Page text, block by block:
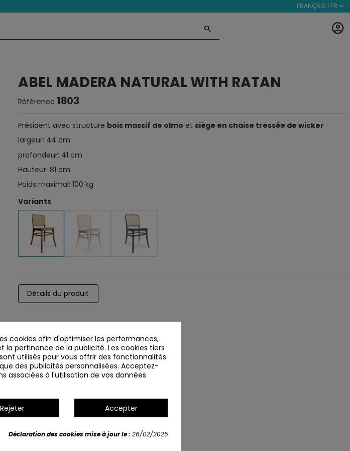
FRANÇAIS | FR
ABEL MADERA NATURAL WITH RATAN
Référence 1803
Président avec structure bois massif de olmo et siège en chaise tressée de wicker
largeur: 44 cm
profondeur: 41 cm
Hauteur: 81 cm
Poids maximal: 100 kg
Variants
Détails du produit
cookies afin d'optimiser les performances,
la pertinence de la publicité. Les cookies tiers
utilisés pour vous offrir des fonctionnalités
des publicités personnalisées. Acceptez-
associées à l'utilisation de vos données
Rejeter Accepter
Déclaration des cookies mise à jour le :26/02/2025